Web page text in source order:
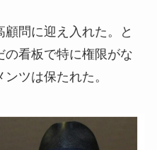
問に迎え入れた。と
看板で特に権限がな
ツは保たれた。